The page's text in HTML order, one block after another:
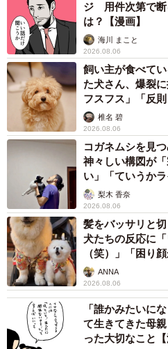
ジ 用件次第で断
は？【漫画】
海川 まこと
2026.08.06
飼い主が食べて
た犬さん、爆裂
フスフス」「反則
椎名 碧
2026.08.06
コガネムシを見
神々しい構図が
い」「ていうかラ
梨木 香奈
2026.08.06
髪をバッサリと
犬たちの反応に
（笑）」「困り
ANNA
2026.08.06
「誰かみたいに
て生きてきた母
った大切なこと【